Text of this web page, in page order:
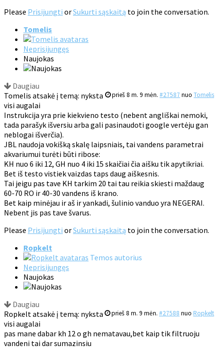
Please Prisijungti orSukurti sąskaitą to join the conversation.
Tomelis
Neprisijungęs
Naujokas
Daugiau
prieš 8 m. 9 mėn. #27587 nuo Tomelis
Tomelis atsakė į temą: nyksta
visi augalai
Instrukcija yra prie kiekvieno testo (nebent angliškai nemoki,
tada parašyk išversiu arba gali pasinaudoti google vertėju gan
neblogai išverčia).
JBL naudoja vokišką skalę laipsniais, tai vandens parametrai
akvariumui turėti būti ribose:
KH nuo 6 iki 12, GH nuo 4 iki 15 skaičiai čia aišku tik apytikriai.
Bet iš testo vistiek vaizdas taps daug aiškesnis.
Tai jeigu pas tave KH tarkim 20 tai tau reikia skiesti maždaug
60-70 RO ir 40-30 vandens iš krano.
Bet kaip minėjau ir aš ir yankadi, šulinio vanduo yra NEGERAI.
Nebent jis pas tave švarus.
Please Prisijungti orSukurti sąskaitą to join the conversation.
Ropkelt
Temos autorius
Neprisijungęs
Naujokas
Daugiau
prieš 8 m. 9 mėn. #27588 nuo Ropkelt
Ropkelt atsakė į temą: nyksta
visi augalai
pas mane dabar kh 12 o gh nematavau,bet kaip tik filtruoju
vandeni tai dar sumazinsiu